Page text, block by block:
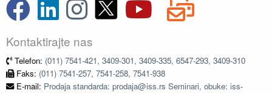
Kontaktirajte nas
Telefon: (011) 7541-421, 3409-301, 3409-335, 6547-293, 3409-310
Faks: (011) 7541-257, 7541-258, 7541-938
E-mail: Prodaja standarda: prodaja@iss.rs Seminari, obuke: iss-